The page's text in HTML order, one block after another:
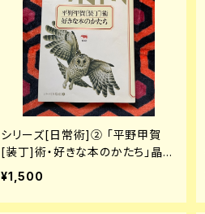
シリーズ[日常術]② 「平野甲賀
[装丁]術・好きな本のかたち」晶文
社
¥1,500